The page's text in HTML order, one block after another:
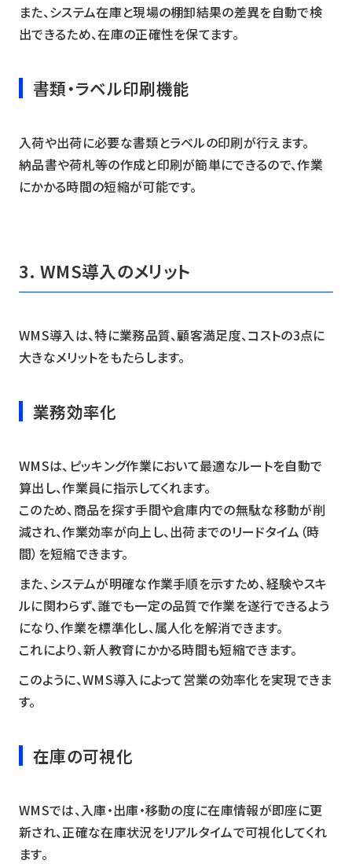
また、システム在庫と現場の棚卸結果の差異を自動で検
出できるため、在庫の正確性を保てます。
書類・ラベル印刷機能
入荷や出荷に必要な書類とラベルの印刷が行えます。
納品書や荷札等の作成と印刷が簡単にできるので、作業
にかかる時間の短縮が可能です。
3. WMS導入のメリット
WMS導入は、特に業務品質、顧客満足度、コストの3点に
大きなメリットをもたらします。
業務効率化
WMSは、ピッキング作業において最適なルートを自動で
算出し、作業員に指示してくれます。
このため、商品を探す手間や倉庫内での無駄な移動が削
減され、作業効率が向上し、出荷までのリードタイム（時
間）を短縮できます。
また、システムが明確な作業手順を示すため、経験やスキ
ルに関わらず、誰でも一定の品質で作業を遂行できるよう
になり、作業を標準化し、属人化を解消できます。
これにより、新人教育にかかる時間も短縮できます。
このように、WMS導入によって営業の効率化を実現できま
す。
在庫の可視化
WMSでは、入庫・出庫・移動の度に在庫情報が即座に更
新され、正確な在庫状況をリアルタイムで可視化してくれ
ます。